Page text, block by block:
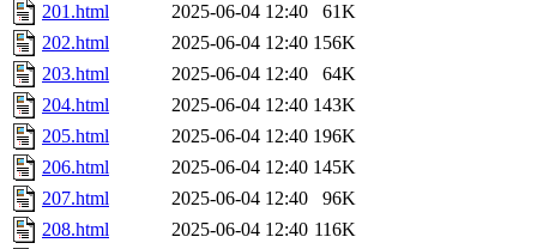
201.html
2025-06-04 12:40
61K
202.html
2025-06-04 12:40 156K
203.html
2025-06-04 12:40
64K
204.html
2025-06-04 12:40 143K
205.html
2025-06-04 12:40 196K
206.html
2025-06-04 12:40 145K
207.html
2025-06-04 12:40
96K
208.html
2025-06-04 12:40 116K